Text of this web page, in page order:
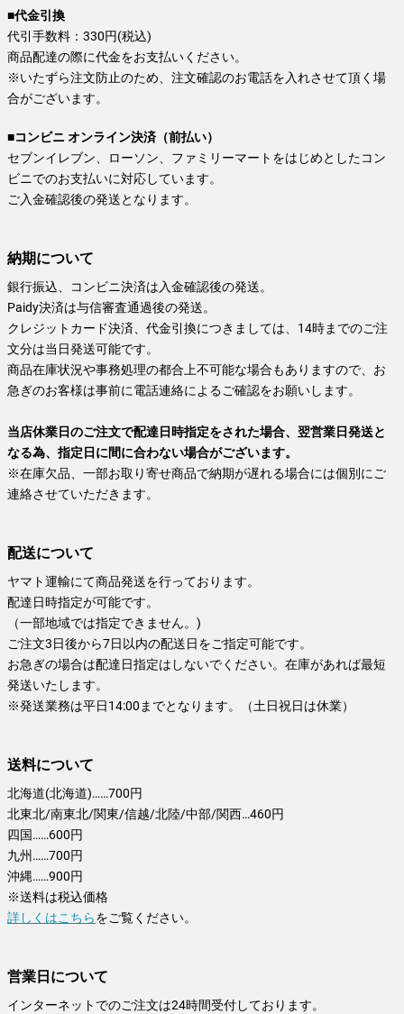
■代金引換
代引手数料：330円(税込)
商品配達の際に代金をお支払いください。
※いたずら注文防止のため、注文確認のお電話を入れさせて頂く場
合がございます。
■コンビニ オンライン決済（前払い）
セブンイレブン、ローソン、ファミリーマートをはじめとしたコン
ビニでのお支払いに対応しています。
ご入金確認後の発送となります。
納期について
銀行振込、コンビニ決済は入金確認後の発送。
Paidy決済は与信審査通過後の発送。
クレジットカード決済、代金引換につきましては、14時までのご注
文分は当日発送可能です。
商品在庫状況や事務処理の都合上不可能な場合もありますので、お
急ぎのお客様は事前に電話連絡によるご確認をお願いします。
当店休業日のご注文で配達日時指定をされた場合、翌営業日発送と
なる為、指定日に間に合わない場合がございます。
※在庫欠品、一部お取り寄せ商品で納期が遅れる場合には個別にご
連絡させていただきます。
配送について
ヤマト運輸にて商品発送を行っております。
配達日時指定が可能です。
（一部地域では指定できません。)
ご注文3日後から7日以内の配送日をご指定可能です。
お急ぎの場合は配達日指定はしないでください。在庫があれば最短
発送いたします。
※発送業務は平日14:00までとなります。（土日祝日は休業）
送料について
北海道(北海道)……700円
北東北/南東北/関東/信越/北陸/中部/関西…460円
四国……600円
九州……700円
沖縄……900円
※送料は税込価格
詳しくはこちらをご覧ください。
営業日について
インターネットでのご注文は24時間受付しております。